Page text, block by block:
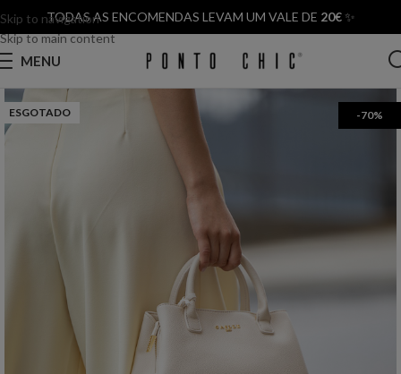
Skip to navigation
Skip to main content
TODAS AS ENCOMENDAS LEVAM UM VALE DE 20€✨
MENU
ESGOTADO -70%